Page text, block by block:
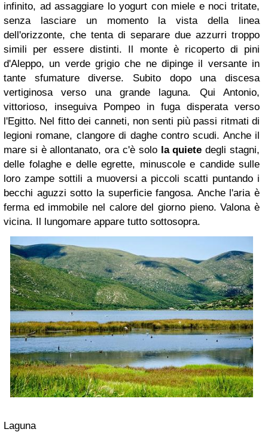
infinito, ad assaggiare lo yogurt con miele e noci tritate,
senza lasciare un momento la vista della linea
dell'orizzonte, che tenta di separare due azzurri troppo
simili per essere distinti. Il monte è ricoperto di pini
d'Aleppo, un verde grigio che ne dipinge il versante in
tante sfumature diverse. Subito dopo una discesa
vertiginosa verso una grande laguna. Qui Antonio,
vittorioso, inseguiva Pompeo in fuga disperata verso
l'Egitto. Nel fitto dei canneti, non senti più passi ritmati di
legioni romane, clangore di daghe contro scudi. Anche il
mare si è allontanato, ora c'è solo la quiete degli stagni,
delle folaghe e delle egrette, minuscole e candide sulle
loro zampe sottili a muoversi a piccoli scatti puntando i
becchi aguzzi sotto la superficie fangosa. Anche l'aria è
ferma ed immobile nel calore del giorno pieno. Valona è
vicina. Il lungomare appare tutto sottosopra.
Laguna